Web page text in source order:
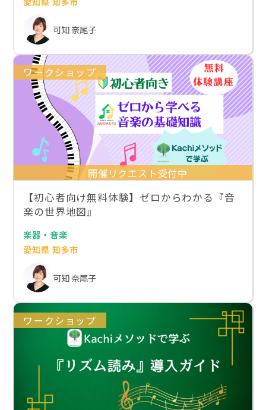
可知 奈尾子
ワークショップ
開催リクエスト受付中
【初心者向け無料体験】ゼロからわかる『音
楽の世界地図』
楽器・音楽
愛知県 知多市
可知 奈尾子
ワークショップ